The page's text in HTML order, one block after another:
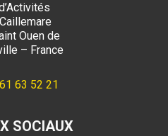
Ouen de
– France
63 52 21
SOCIAUX